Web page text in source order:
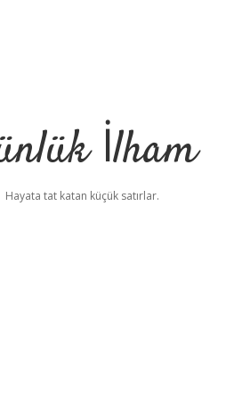
İlham
Hayata tat katan küçük satırlar.